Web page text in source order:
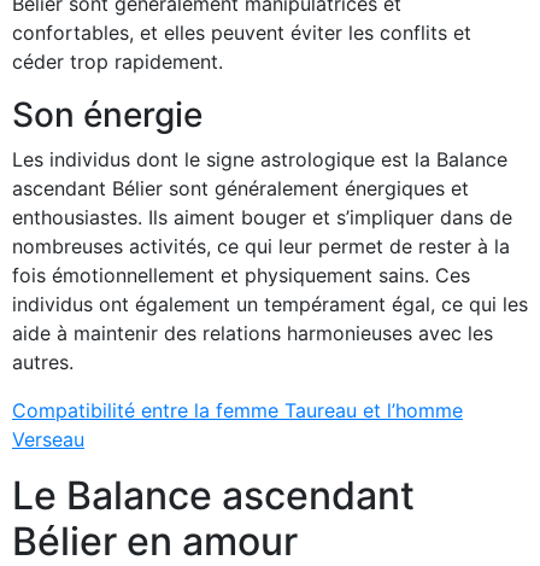
confortables, et elles peuvent éviter les conflits et
céder trop rapidement.
Son énergie
Les individus dont le signe astrologique est la Balance
ascendant Bélier sont généralement énergiques et
enthousiastes. Ils aiment bouger et s’impliquer dans de
nombreuses activités, ce qui leur permet de rester à la
fois émotionnellement et physiquement sains. Ces
individus ont également un tempérament égal, ce qui les
aide à maintenir des relations harmonieuses avec les
autres.
Compatibilité entre la femme Taureau et l’homme
Verseau
Le Balance ascendant
Bélier en amour